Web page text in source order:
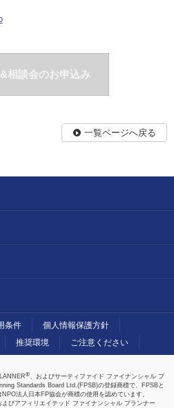
相談会のお申込み
一覧ページへ戻る
条件
個人情報保護方針
推奨環境 ご注意ください
®、およびサーティファイド ファイナンシャル プ
Standards Board Ltd.(FPSB)の登録商標で、FPSBと
法人日本FP協会が商標の使用を認めています。
びアフィリエイテッド ファイナンシャル プランナー